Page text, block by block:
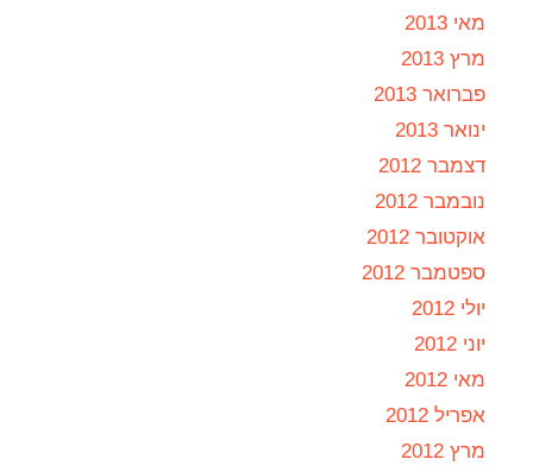
מאי 2013
מרץ 2013
פברואר 2013
ינואר 2013
דצמבר 2012
נובמבר 2012
אוקטובר 2012
ספטמבר 2012
יולי 2012
יוני 2012
מאי 2012
אפריל 2012
מרץ 2012